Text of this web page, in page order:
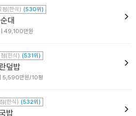
점(한식) (530위)
대
| 49,100만원
(한식) (531위)
덮밥
| 5,590만원/10평
(한식) (532위)
밥